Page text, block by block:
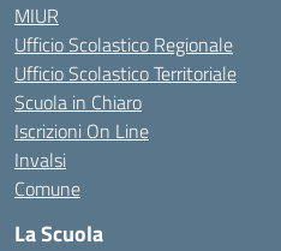
MIUR
Ufficio Scolastico Regionale
Ufficio Scolastico Territoriale
Scuola in Chiaro
Iscrizioni On Line
Invalsi
Comune
La Scuola